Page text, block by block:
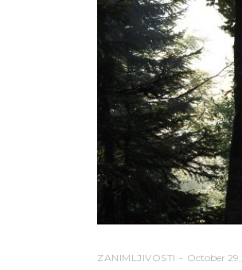
ZANIMLJIVOSTI October